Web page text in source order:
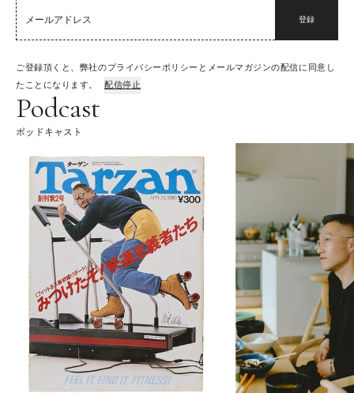
登録
ご登録頂くと、弊社のプライバシーポリシーとメールマガジンの配信に同意し
たことになります。
配信停止
Podcast
ポッドキャスト